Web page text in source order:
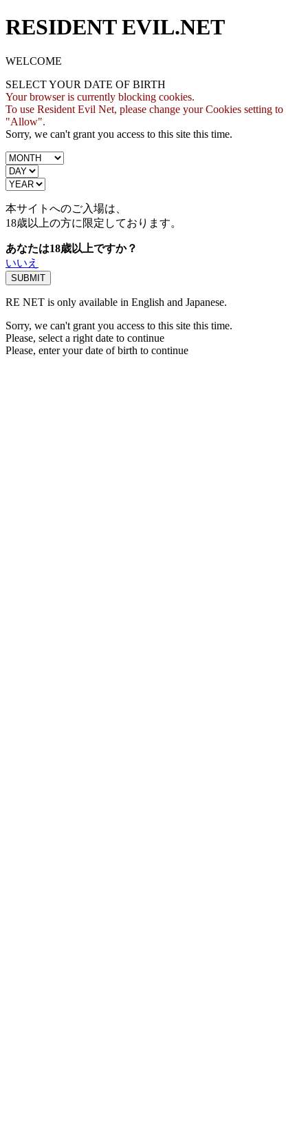
RESIDENT EVIL.NET
WELCOME
SELECT YOUR DATE OF BIRTH
Your browser is currently blocking cookies.
To use Resident Evil Net, please change your Cookies setting to
"Allow".
Sorry, we can't grant you access to this site this time.
本サイトへのご入場は、
18歳以上の方に限定しております。
あなたは18歳以上ですか？
いいえ
RE NET is only available in English and Japanese.
Sorry, we can't grant you access to this site this time.
Please, select a right date to continue
Please, enter your date of birth to continue